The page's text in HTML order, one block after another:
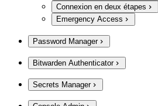
Connexion en deux étapes
Emergency Access
Password Manager
Bitwarden Authenticator
Secrets Manager